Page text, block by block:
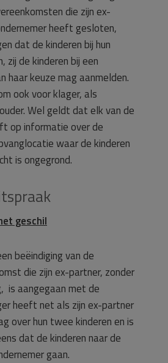
die zijn ex-
heeft gesloten,
dat de kinderen bij hun
zij de kinderen bij een
haar keuze mag aanmelden.
ook voor klager, als
Wel geldt dat elk van de
op informatie over de
waar de kinderen
is ongegrond.
geschil
beëindiging van de
die zijn ex-partner, zonder
is aangegaan met de
heeft net als zijn ex-partner
over hun twee kinderen en is
dat de kinderen naar de
gaan.